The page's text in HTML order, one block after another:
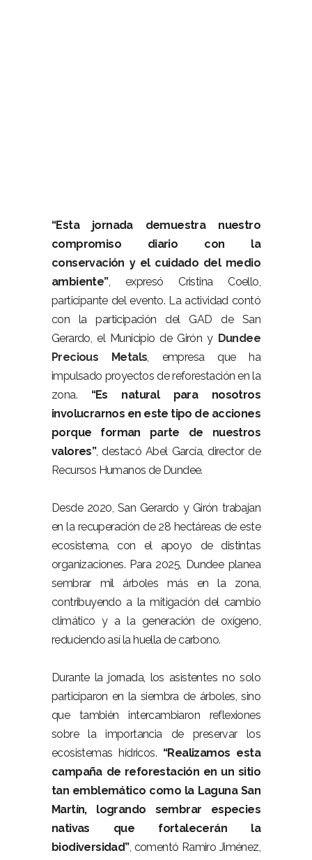
“Esta jornada demuestra nuestro
compromiso diario con la
conservación y el cuidado del medio
ambiente”, expresó Cristina Coello,
participante del evento. La actividad contó
con la participación del GAD de San
Gerardo, el Municipio de Girón y Dundee
Precious Metals, empresa que ha
impulsado proyectos de reforestación en la
zona. “Es natural para nosotros
involucrarnos en este tipo de acciones
porque forman parte de nuestros
valores”, destacó Abel García, director de
Recursos Humanos de Dundee.
Desde 2020, San Gerardo y Girón trabajan
en la recuperación de 28 hectáreas de este
ecosistema, con el apoyo de distintas
organizaciones. Para 2025, Dundee planea
sembrar mil árboles más en la zona,
contribuyendo a la mitigación del cambio
climático y a la generación de oxígeno,
reduciendo así la huella de carbono.
Durante la jornada, los asistentes no solo
participaron en la siembra de árboles, sino
que también intercambiaron reflexiones
sobre la importancia de preservar los
ecosistemas hídricos. “Realizamos esta
campaña de reforestación en un sitio
tan emblemático como la Laguna San
Martín, logrando sembrar especies
nativas que fortalecerán la
biodiversidad”, comentó Ramiro Jiménez,